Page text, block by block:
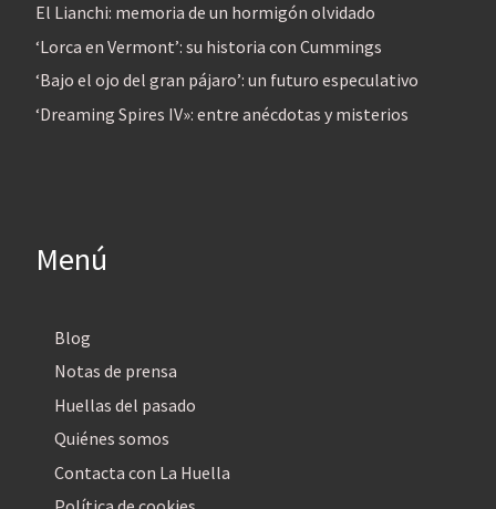
El Lianchi: memoria de un hormigón olvidado
‘Lorca en Vermont’: su historia con Cummings
‘Bajo el ojo del gran pájaro’: un futuro especulativo
‘Dreaming Spires IV»: entre anécdotas y misterios
Menú
Blog
Notas de prensa
Huellas del pasado
Quiénes somos
Contacta con La Huella